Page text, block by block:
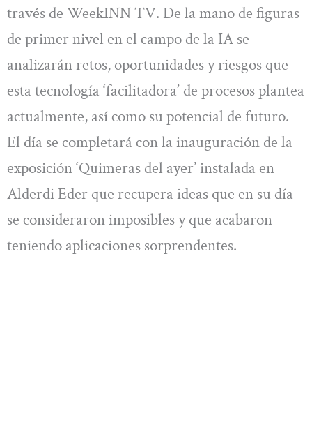
través de WeekINN TV. De la mano de figuras
de primer nivel en el campo de la IA se
analizarán retos, oportunidades y riesgos que
esta tecnología ‘facilitadora’ de procesos plantea
actualmente, así como su potencial de futuro.
El día se completará con la inauguración de la
exposición ‘Quimeras del ayer’ instalada en
Alderdi Eder que recupera ideas que en su día
se consideraron imposibles y que acabaron
teniendo aplicaciones sorprendentes.